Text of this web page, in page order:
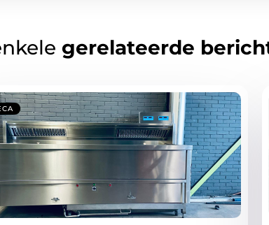
gerelateerde